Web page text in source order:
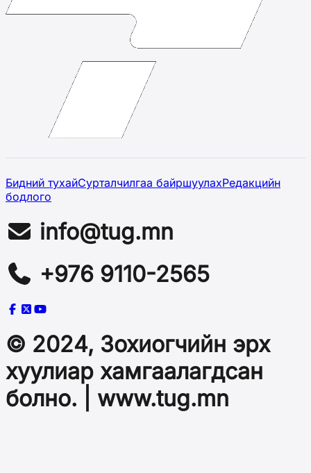
Бидний тухайСурталчилгаа байршуулахРедакцийн
бодлого
info@tug.mn
+976 9110-2565
© 2024, Зохиогчийн эрх
хуулиар хамгаалагдсан
болно. | www.tug.mn